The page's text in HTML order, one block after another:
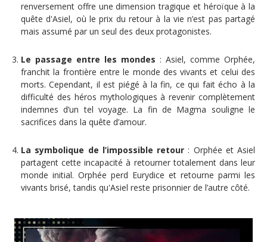
renversement offre une dimension tragique et héroïque à la
quête d'Asiel, où le prix du retour à la vie n’est pas partagé
mais assumé par un seul des deux protagonistes.
Le passage entre les mondes : Asiel, comme Orphée,
franchit la frontière entre le monde des vivants et celui des
morts. Cependant, il est piégé à la fin, ce qui fait écho à la
difficulté des héros mythologiques à revenir complètement
indemnes d’un tel voyage. La fin de Magma souligne le
sacrifices dans la quête d’amour.
La symbolique de l’impossible retour : Orphée et Asiel
partagent cette incapacité à retourner totalement dans leur
monde initial. Orphée perd Eurydice et retourne parmi les
vivants brisé, tandis qu'Asiel reste prisonnier de l’autre côté.